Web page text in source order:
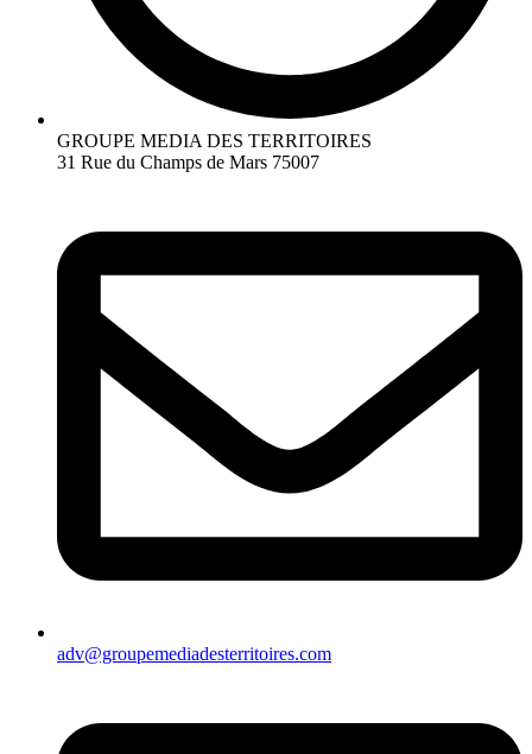
GROUPE MEDIA DES TERRITOIRES
31 Rue du Champs de Mars 75007
adv@groupemediadesterritoires.com